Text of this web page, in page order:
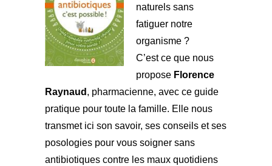
naturels sans
fatiguer notre
organisme ?
C’est ce que nous
propose Florence
Raynaud , pharmacienne, avec ce guide
pratique pour toute la famille. Elle nous
transmet ici son savoir, ses conseils et ses
posologies pour vous soigner sans
antibiotiques contre les maux quotidiens